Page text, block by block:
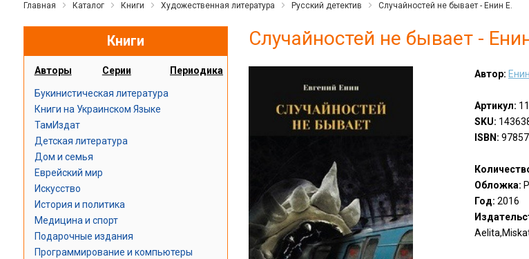
Главная Каталог Книги Художественная литература Русский детектив Случайностей не бывает - Енин Е.
Книги
Авторы Серии Периодика
Букинистическая литература
Книги на Украинском Языке
ТамИздат
Детская литература
Дом и семья
Еврейский мир
Искусство
История и политика
Медицина и спорт
Подарочные издания
Программирование и компьютеры
Случайностей не бывает -
Автор:
Артикул:
SKU:
ISBN:
Обложка:
Год: 2016